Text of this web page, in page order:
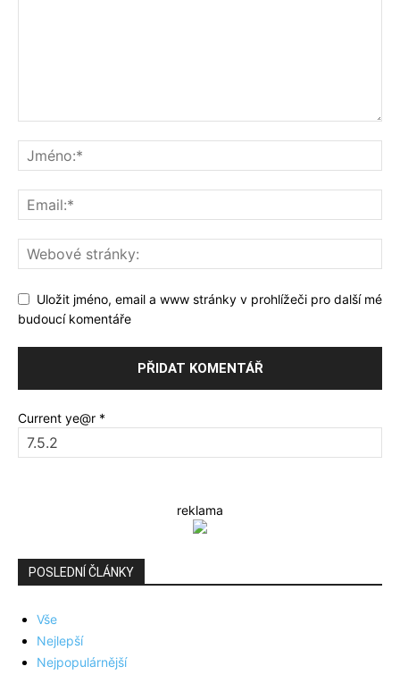
Uložit jméno, email a www stránky v prohlížeči pro další mé
budoucí komentáře
Current ye@r *
reklama
POSLEDNÍ ČLÁNKY
Vše
Nejlepší
Nejpopulárnější